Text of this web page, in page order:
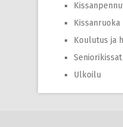
Kissanruoka
Koulutus ja
Seniorikissat
Ulkoilu